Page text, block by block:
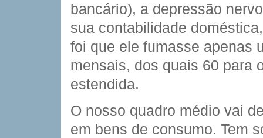
bancário), a depressão
sua contabilidade
foi que ele fumasse apenas
mensais, dos quais 60
estendida.
O nosso quadro médio vai
em bens de consumo. Tem